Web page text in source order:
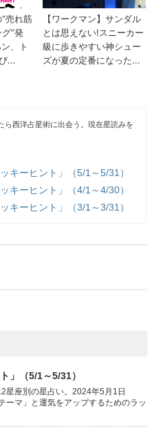
ら西洋占星術に出会う。現在星読みを
キーヒント」（5/1～5/31）
キーヒント」（4/1～4/30）
キーヒント」（3/1～3/31）
」（5/1～5/31）
星座別の星占い。2024年5月1日
ーマ」と運気をアップするためのラッ